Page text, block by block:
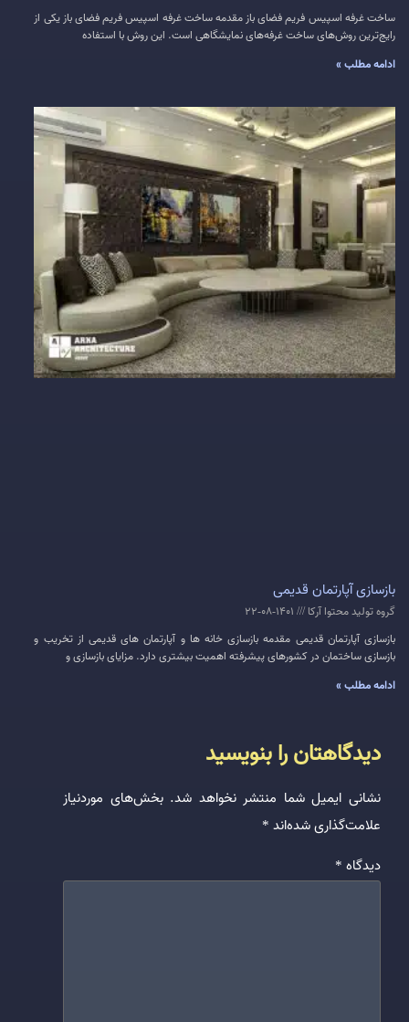
ساخت غرفه اسپیس فریم فضای باز مقدمه ساخت غرفه اسپیس فریم فضای باز یکی از
رایج‌ترین روش‌های ساخت غرفه‌های نمایشگاهی است. این روش با استفاده
ادامه مطلب »
بازسازی آپارتمان قدیمی
گروه تولید محتوا آرکا
بازسازی آپارتمان قدیمی مقدمه بازسازی خانه ها و آپارتمان های قدیمی از تخریب و
بازسازی ساختمان در کشورهای پیشرفته اهمیت بیشتری دارد. مزایای بازسازی و
ادامه مطلب »
دیدگاهتان را بنویسید
نشانی ایمیل شما منتشر نخواهد شد. بخش‌های موردنیاز
علامت‌گذاری شده‌اند *
دیدگاه *